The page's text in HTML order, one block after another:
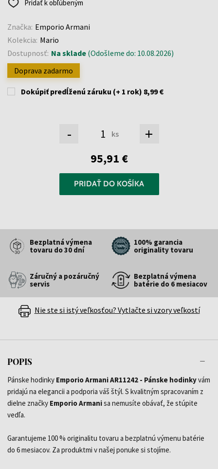
Pridať k obľúbeným
Značka: Emporio Armani
Kolekcia: Mario
Dostupnosť: Na sklade (Odošleme do: 10.08.2026)
Doprava zadarmo
Dokúpiť predĺženú záruku (+ 1 rok) 8,99 €
- ks +
95,91 €
PRIDAŤ DO KOŠÍKA
Bezplatná výmena
tovaru do 30 dní
100% garancia
originality tovaru
Záručný a pozáručný
servis
Bezplatná výmena
batérie do 6 mesiacov
Nie ste si istý veľkosťou? Vytlačte si vzory veľkostí
POPIS
Pánske hodinky Emporio Armani AR11242 - Pánske hodinkyvám
pridajú na elegancii a podporia váš štýl. S kvalitným spracovaním z
dielne značky Emporio Armanisa nemusíte obávať, že stúpite
vedľa.
Garantujeme 100 % originalitu tovaru a bezplatnú výmenu batérie
do 6 mesiacov. Za produktmi v našej ponuke si stojíme.